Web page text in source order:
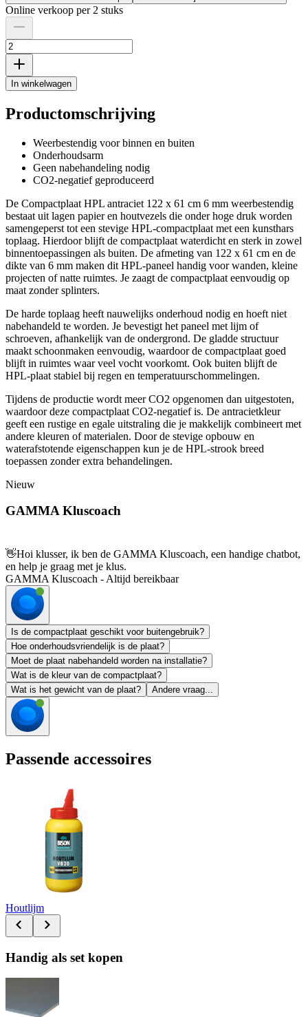
Online verkoop per 2 stuks
In winkelwagen
Productomschrijving
Weerbestendig voor binnen en buiten
Onderhoudsarm
Geen nabehandeling nodig
CO2-negatief geproduceerd
De Compactplaat HPL antraciet 122 x 61 cm 6 mm weerbestendig
bestaat uit lagen papier en houtvezels die onder hoge druk worden
samengeperst tot een stevige HPL-compactplaat met een kunsthars
toplaag. Hierdoor blijft de compactplaat waterdicht en sterk in zowel
binnentoepassingen als buiten. De afmeting van 122 x 61 cm en de
dikte van 6 mm maken dit HPL-paneel handig voor wanden, kleine
projecten of natte ruimtes. Je zaagt de compactplaat eenvoudig op
maat zonder splinters.
De harde toplaag heeft nauwelijks onderhoud nodig en hoeft niet
nabehandeld te worden. Je bevestigt het paneel met lijm of
schroeven, afhankelijk van de ondergrond. De gladde structuur
maakt schoonmaken eenvoudig, waardoor de compactplaat goed
blijft in ruimtes waar veel vocht voorkomt. Ook buiten blijft de
HPL-plaat stabiel bij regen en temperatuurschommelingen.
Tijdens de productie wordt meer CO2 opgenomen dan uitgestoten,
waardoor deze compactplaat CO2-negatief is. De antracietkleur
geeft een rustige en egale uitstraling die je makkelijk combineert met
andere kleuren of materialen. Door de stevige opbouw en
waterafstotende eigenschappen kun je de HPL-strook breed
toepassen zonder extra behandelingen.
Nieuw
GAMMA Kluscoach
👋Hoi klusser, ik ben de GAMMA Kluscoach, een handige chatbot,
en help je graag met je klus.
GAMMA Kluscoach - Altijd bereikbaar
Is de compactplaat geschikt voor buitengebruik?
Hoe onderhoudsvriendelijk is de plaat?
Moet de plaat nabehandeld worden na installatie?
Wat is de kleur van de compactplaat?
Wat is het gewicht van de plaat?
Andere vraag...
Passende accessoires
Houtlijm
Handig als set kopen